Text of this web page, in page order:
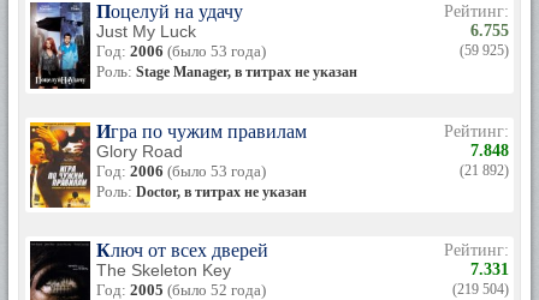
Поцелуй на удачу
Just My Luck
Год: 2006 (было 53 года)
Роль: Stage Manager, в титрах не указан
Рейтинг:
6.755
(59 925)
Игра по чужим правилам
Glory Road
Год: 2006 (было 53 года)
Роль: Doctor, в титрах не указан
Рейтинг:
7.848
(21 892)
Ключ от всех дверей
The Skeleton Key
Год: 2005 (было 52 года)
Рейтинг:
7.331
(219 504)